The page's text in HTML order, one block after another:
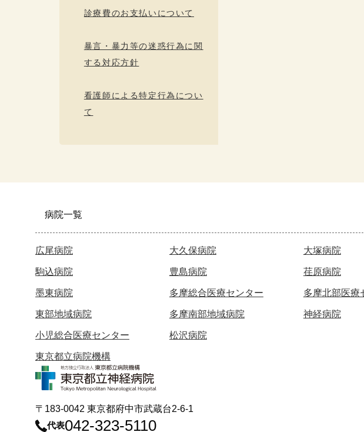
診療費のお支払いについて
暴言・暴力等の迷惑行為に関
する対応方針
看護師による特定行為につい
て
病院一覧
広尾病院 大久保病院 大塚病院
駒込病院 豊島病院 荏原病院
墨東病院 多摩総合医療センター 多摩北部医療
東部地域病院 多摩南部地域病院 神経病院
小児総合医療センター 松沢病院
東京都立病院機構
〒183-0042 東京都府中市武蔵台2-6-1
代表042-323-5110